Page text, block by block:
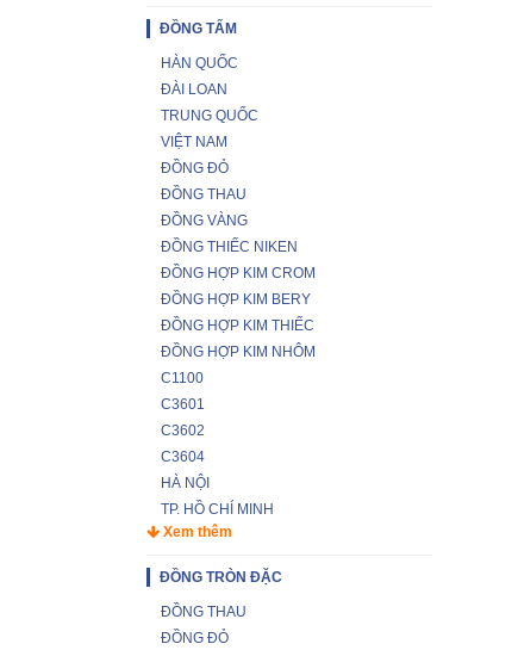
ĐỒNG TẤM
HÀN QUỐC
ĐÀI LOAN
TRUNG QUỐC
VIỆT NAM
ĐỒNG ĐỎ
ĐỒNG THAU
ĐỒNG VÀNG
ĐỒNG THIẾC NIKEN
ĐỒNG HỢP KIM CROM
ĐỒNG HỢP KIM BERY
ĐỒNG HỢP KIM THIẾC
ĐỒNG HỢP KIM NHÔM
C1100
C3601
C3602
C3604
HÀ NỘI
TP. HỒ CHÍ MINH
Xem thêm
ĐỒNG TRÒN ĐẶC
ĐỒNG THAU
ĐỒNG ĐỎ